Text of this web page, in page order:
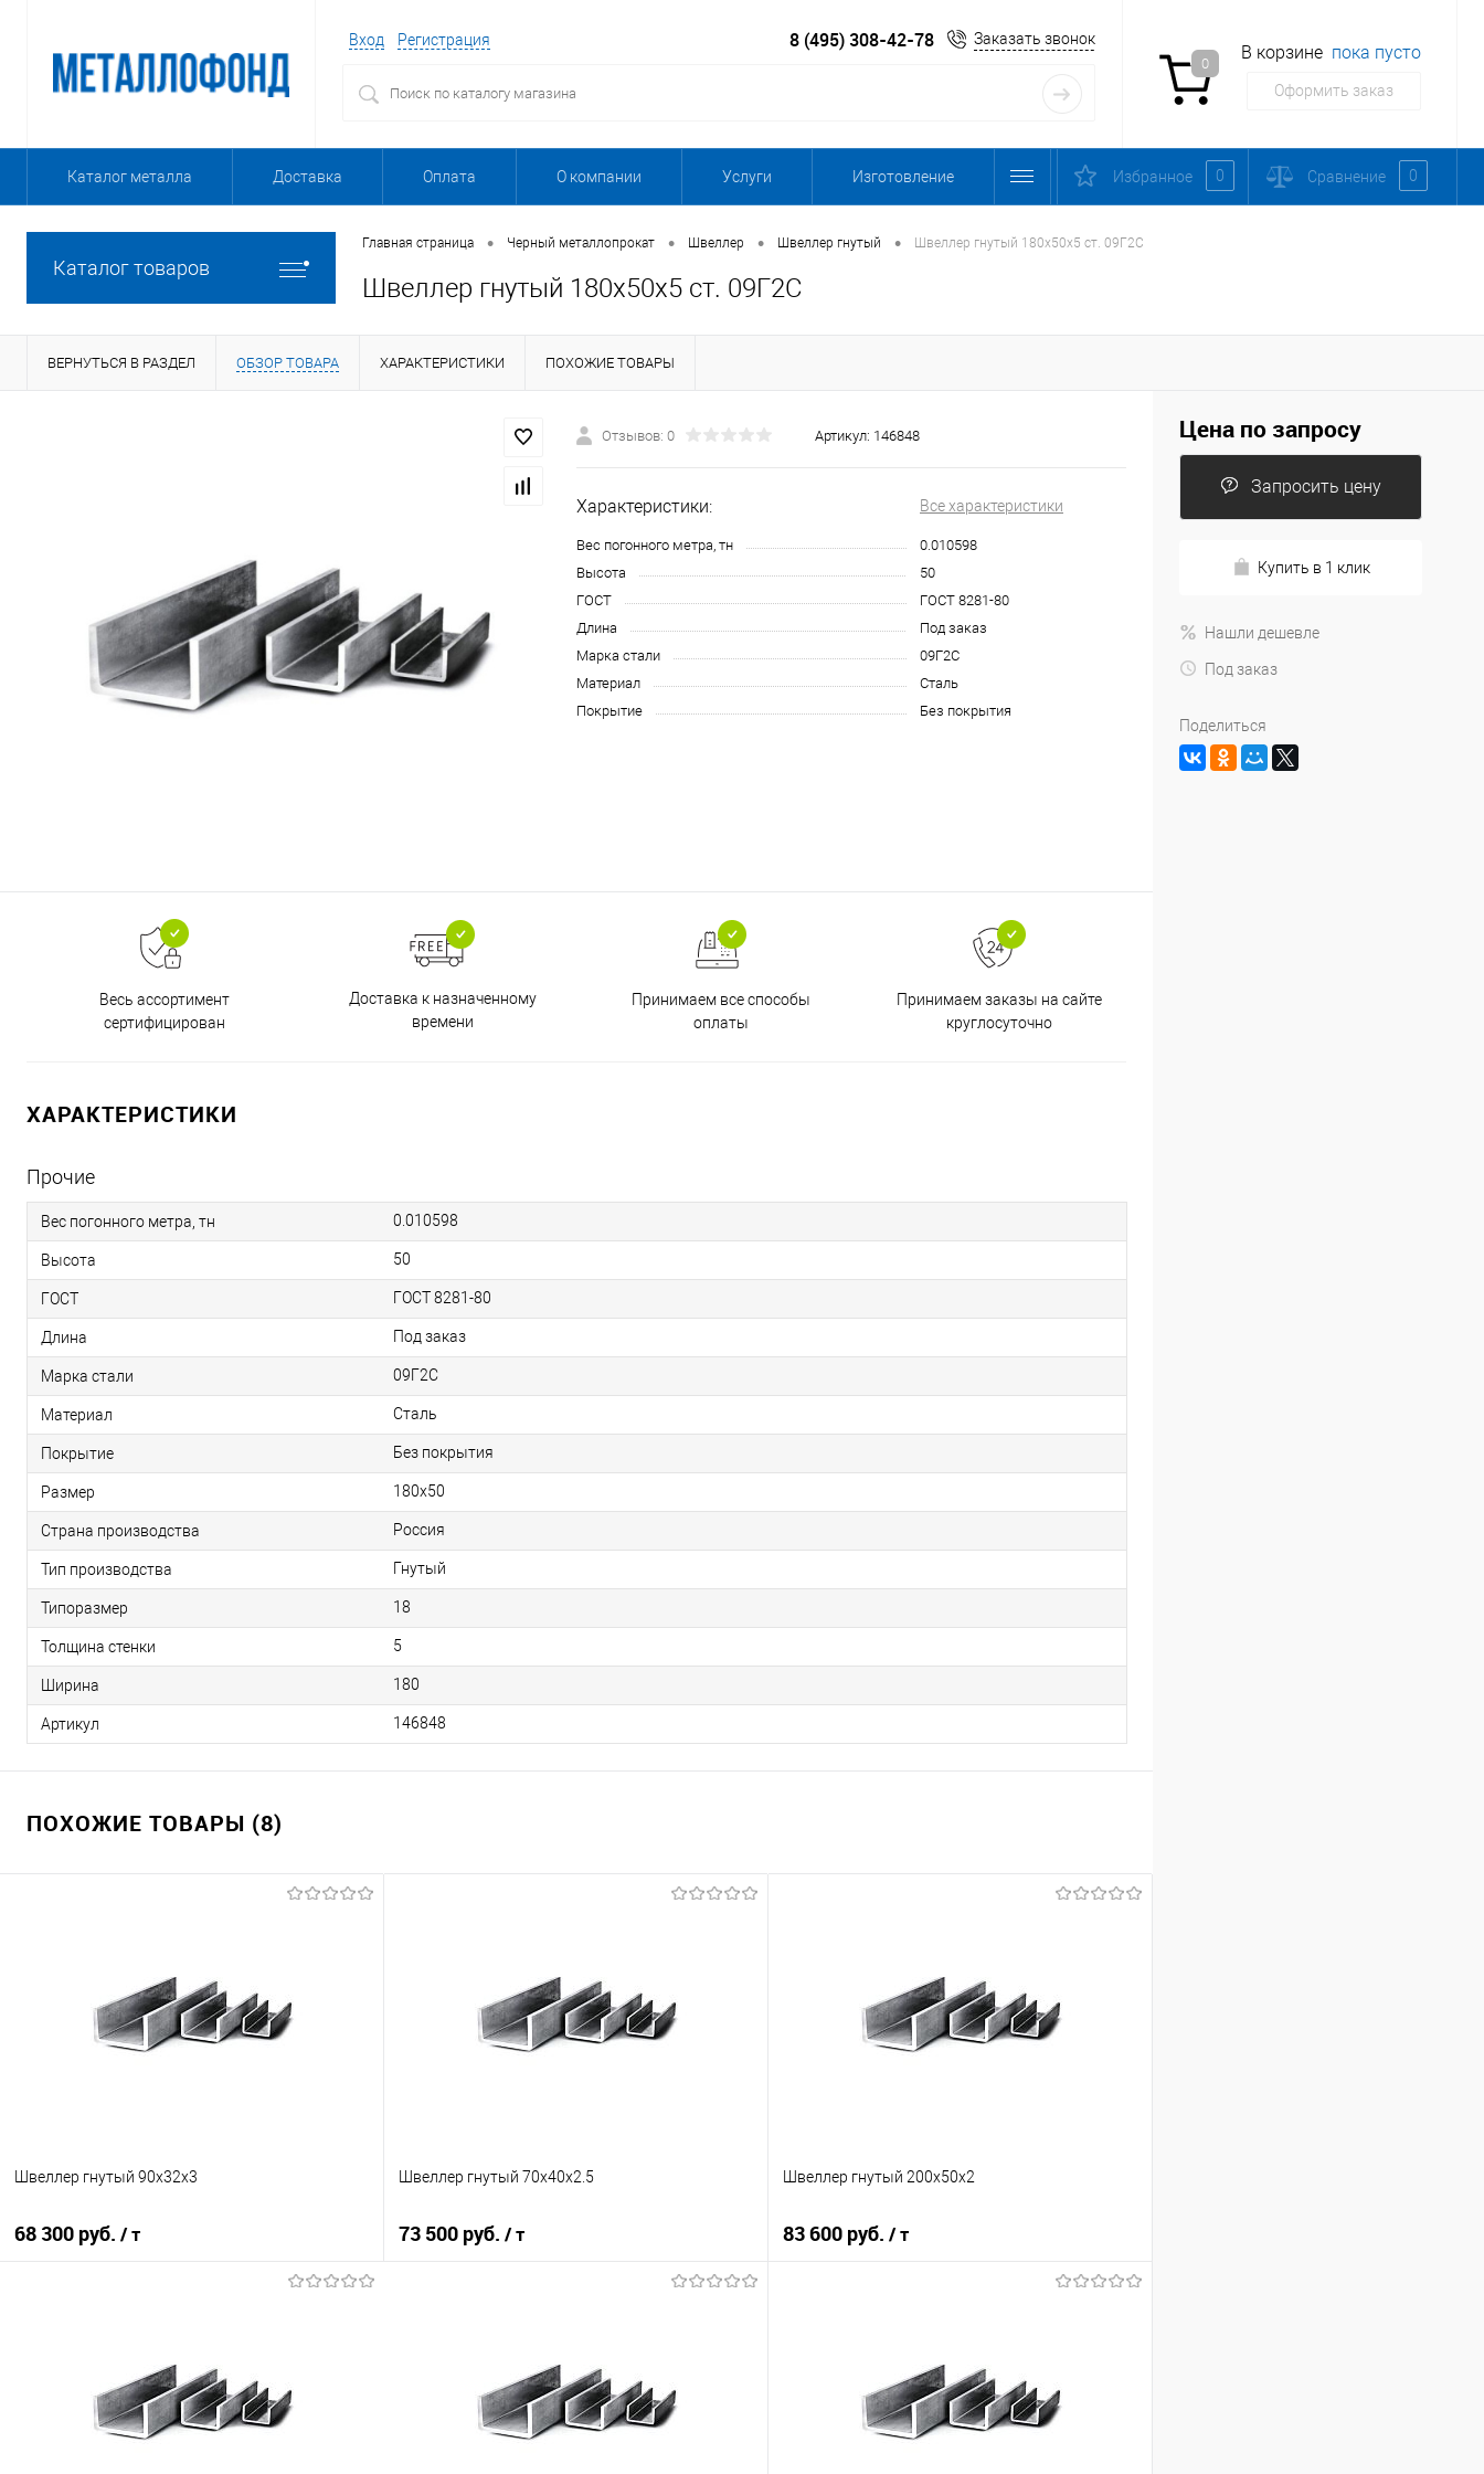
Вход Регистрация 8 (495) 308-42-78 Заказать звонок
0
В корзине пока пусто
Оформить заказ
Каталог металла Доставка Оплата О компании Услуги Изготовление Избранное 0 Сравнение 0
Каталог товаров
Главная страница • Черный металлопрокат • Швеллер • Швеллер гнутый • Швеллер гнутый 180х50х5 ст. 09Г2С
Швеллер гнутый 180х50х5 ст. 09Г2С
ВЕРНУТЬСЯ В РАЗДЕЛ ОБЗОР ТОВАРА ХАРАКТЕРИСТИКИ ПОХОЖИЕ ТОВАРЫ
Отзывов: 0 Артикул: 146848
Характеристики: Все характеристики
Вес погонного метра, тн
0.010598
Высота
50
ГОСТ
ГОСТ 8281-80
Длина
Под заказ
Марка стали
09Г2С
Материал
Сталь
Покрытие
Без покрытия
Весь ассортимент
сертифицирован
Доставка к назначенному
времени
Принимаем все способы
оплаты
Принимаем заказы на сайте
круглосуточно
ХАРАКТЕРИСТИКИ
Прочие
Вес погонного метра, тн 0.010598
Высота 50
ГОСТ ГОСТ 8281-80
Длина Под заказ
Марка стали 09Г2С
Материал Сталь
Покрытие Без покрытия
Размер 180х50
Страна производства Россия
Тип производства Гнутый
Типоразмер 18
Толщина стенки 5
Ширина 180
Артикул 146848
ПОХОЖИЕ ТОВАРЫ (8)
Швеллер гнутый 90х32х3
68 300 руб. / т
Купить в 1 клик
Сравнение
В избранное
Под заказ
Швеллер гнутый 70х40х2.5
73 500 руб. / т
Купить в 1 клик
Сравнение
В избранное
Под заказ
Швеллер гнутый 200х50х2
83 600 руб. / т
Купить в 1 клик
Сравнение
В избранное
Под заказ
Цена по запросу
Запросить цену
Купить в 1 клик
Нашли дешевле
Под заказ
Поделиться